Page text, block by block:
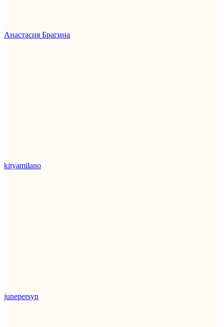
Анастасия Брагина
kityamilano
junepersyn